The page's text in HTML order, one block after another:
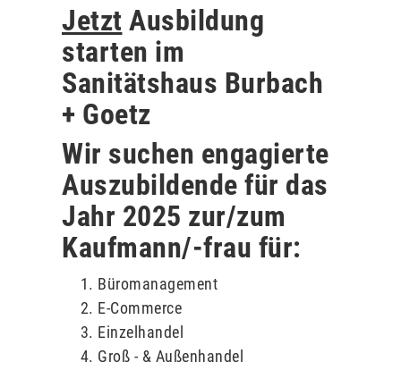
Jetzt Ausbildung
starten im
Sanitätshaus Burbach
+ Goetz
Wir suchen engagierte
Auszubildende für das
Jahr 2025 zur/zum
Kaufmann/-frau für:
Büromanagement
E-Commerce
Einzelhandel
Groß - & Außenhandel